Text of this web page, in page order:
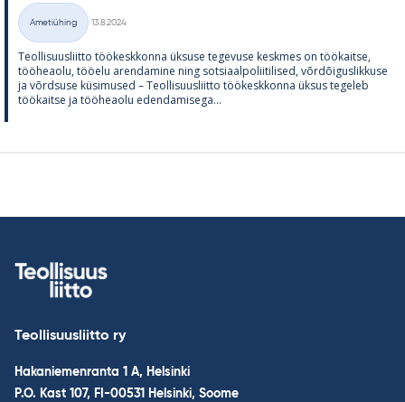
Kategooriad
Ametiühing
13.8.2024
Teol­li­suus­liitto töö­kesk­konna ük­suse te­ge­vuse kesk­mes on töö­kaitse,
töö­heaolu, töö­elu aren­da­mine ning sot­si­aal­po­lii­ti­li­sed, võrdõi­gus­lik­kuse
ja võrd­suse kü­si­mused – Teol­li­suus­liitto töö­kesk­konna ük­sus te­ge­leb
töö­kaitse ja töö­heaolu eden­da­mi­sega...
Teollisuusliitto ry
Hakaniemenranta 1 A, Helsinki
P.O. Kast 107, FI-00531 Helsinki, Soome